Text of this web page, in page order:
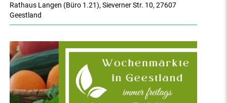
Rathaus Langen (Büro 1.21),Sieverner Str. 10,27607
Geestland